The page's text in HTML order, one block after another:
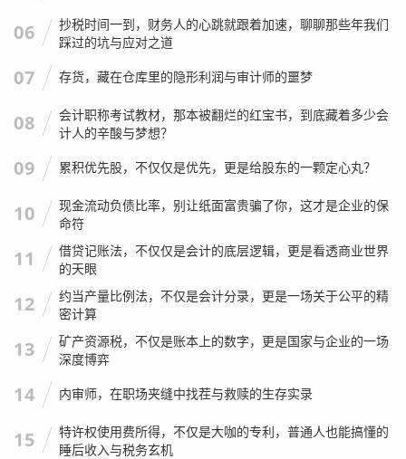
06
抄税时间一到，财务人的心跳就跟着加速，聊聊那些年我们
踩过的坑与应对之道
07 存货，藏在仓库里的隐形利润与审计师的噩梦
08
会计职称考试教材，那本被翻烂的红宝书，到底藏着多少会
计人的辛酸与梦想？
09 累积优先股，不仅仅是优先，更是给股东的一颗定心丸？
10
现金流动负债比率，别让纸面富贵骗了你，这才是企业的保
命符
11
借贷记账法，不仅仅是会计的底层逻辑，更是看透商业世界
的天眼
12
约当产量比例法，不仅是会计分录，更是一场关于公平的精
密计算
13
矿产资源税，不仅是账本上的数字，更是国家与企业的一场
深度博弈
14 内审师，在职场夹缝中找茬与救赎的生存实录
15
特许权使用费所得，不仅是大咖的专利，普通人也能搞懂的
睡后收入与税务玄机